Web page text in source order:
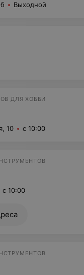
Выходной
ДЛЯ ХОББИ
10 с 10:00
с 10:00